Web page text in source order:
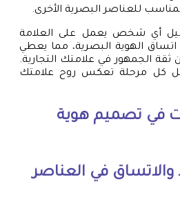
للعناصر البصرية الأخرى.
أي شخص يعمل على العلامة
اتساق الهوية البصرية، مما يعطي
ثقة الجمهور في علامتك التجارية.
كل مرحلة تعكس روح علامتك
في تصميم هوية
والاتساق في العناصر